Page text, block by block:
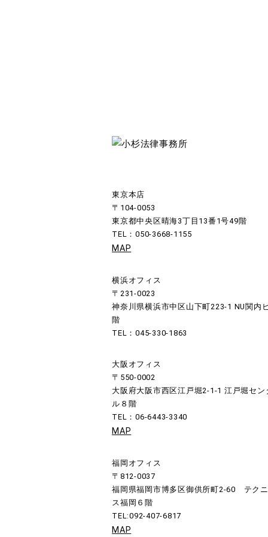
東京本店
〒104-0053
東京都中央区晴海3丁目13番1号49階
TEL：050-3668-1155
MAP
横浜オフィス
〒231-0023
神奈川県横浜市中区山下町223-1 NU関内
階
TEL：045-330-1863
大阪オフィス
〒550-0002
大阪府大阪市西区江戸堀2-1-1 江戸堀セン
ル８階
TEL：06-6443-3340
MAP
福岡オフィス
〒812-0037
福岡県福岡市博多区御供所町2-60 テク
ス福岡６階
TEL:092-407-6817
MAP